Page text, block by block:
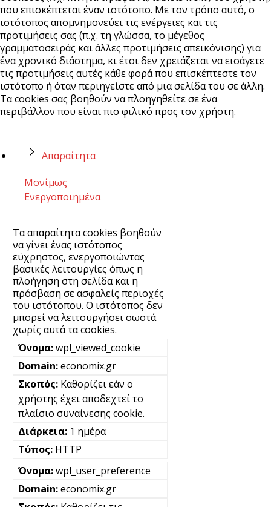
που επισκέπτεται έναν ιστότοπο. Με τον τρόπο αυτό, ο
ιστότοπος απομνημονεύει τις ενέργειες και τις
προτιμήσεις σας (π.χ. τη γλώσσα, το μέγεθος
γραμματοσειράς και άλλες προτιμήσεις απεικόνισης) για
ένα χρονικό διάστημα, κι έτσι δεν χρειάζεται να εισάγετε
τις προτιμήσεις αυτές κάθε φορά που επισκέπτεστε τον
ιστότοπο ή όταν περιηγείστε από μια σελίδα του σε άλλη.
Τα cookies σας βοηθούν να πλοηγηθείτε σε ένα
περιβάλλον που είναι πιο φιλικό προς τον χρήστη.
Απαραίτητα
Μονίμως
Ενεργοποιημένα
Τα απαραίτητα cookies βοηθούν
να γίνει ένας ιστότοπος
εύχρηστος, ενεργοποιώντας
βασικές λειτουργίες όπως η
πλοήγηση στη σελίδα και η
πρόσβαση σε ασφαλείς περιοχές
του ιστότοπου. Ο ιστότοπος δεν
μπορεί να λειτουργήσει σωστά
χωρίς αυτά τα cookies.
wpl_viewed_cookie
economix.gr
Καθορίζει εάν ο
χρήστης έχει αποδεχτεί το
πλαίσιο συναίνεσης cookie.
1 ημέρα
HTTP
wpl_user_preference
economix.gr